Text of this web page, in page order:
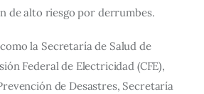
de alto riesgo por derrumbes.
la Secretaría de Salud de
Federal de Electricidad (CFE),
de Desastres, Secretaría